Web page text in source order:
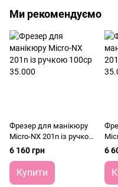
Ми рекомендуємо
Фрезер для манікюру
Micro-NX 201n із ручкою
100cp 35.000
6 160 грн
Купити
6